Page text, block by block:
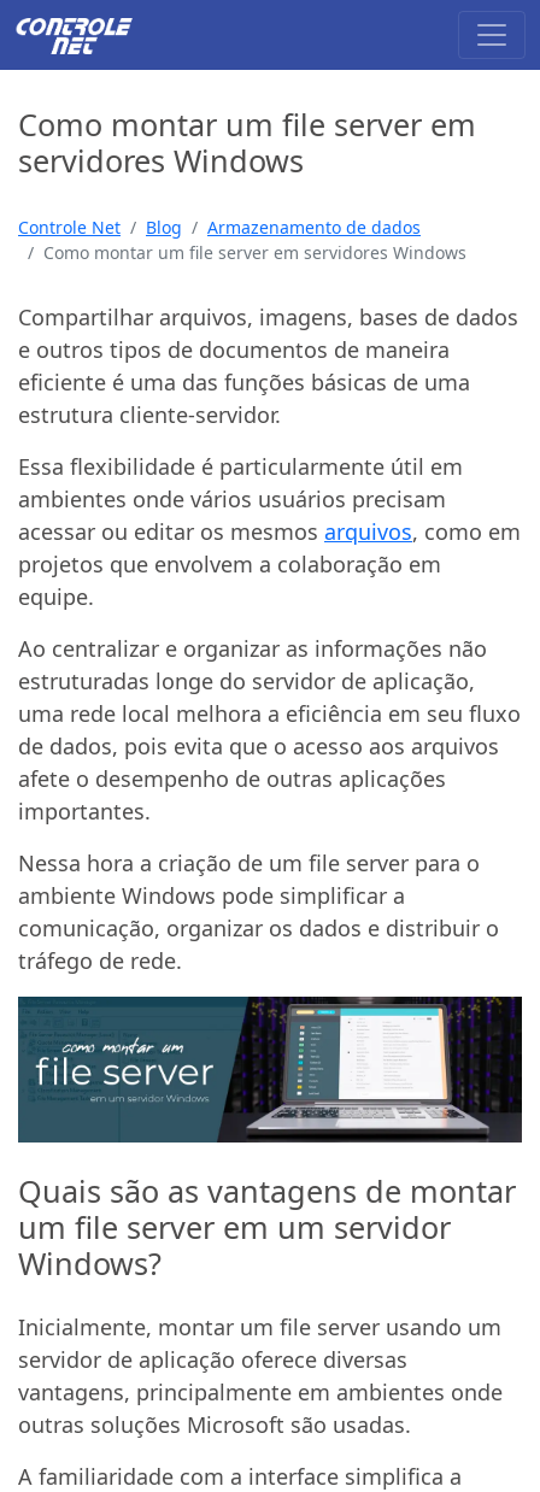
Como montar um file server em
servidores Windows
Controle Net Blog
Armazenamento de dados
Como montar um file server em servidores Windows
Compartilhar arquivos, imagens, bases de dados
e outros tipos de documentos de maneira
eficiente é uma das funções básicas de uma
estrutura cliente-servidor.
Essa flexibilidade é particularmente útil em
ambientes onde vários usuários precisam
acessar ou editar os mesmos arquivos, como em
projetos que envolvem a colaboração em
equipe.
Ao centralizar e organizar as informações não
estruturadas longe do servidor de aplicação,
uma rede local melhora a eficiência em seu fluxo
de dados, pois evita que o acesso aos arquivos
afete o desempenho de outras aplicações
importantes.
Nessa hora a criação de um file server para o
ambiente Windows pode simplificar a
comunicação, organizar os dados e distribuir o
tráfego de rede.
Quais são as vantagens de montar
um file server em um servidor
Windows?
Inicialmente, montar um file server usando um
servidor de aplicação oferece diversas
vantagens, principalmente em ambientes onde
outras soluções Microsoft são usadas.
A familiaridade com a interface simplifica a